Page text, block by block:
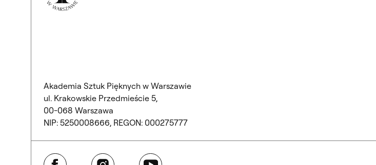
Akademia Sztuk Pięknych w Warszawie
ul. Krakowskie Przedmieście 5,
00-068 Warszawa
NIP: 5250008666, REGON: 000275777
Facebook Instagram YouTube